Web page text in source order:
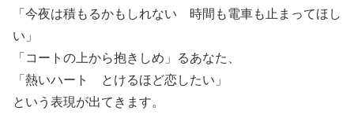
「今夜は積もるかもしれない 時間も電車も止まってほし
い」
「コートの上から抱きしめ」るあなた、
「熱いハート とけるほど恋したい」
という表現が出てきます。